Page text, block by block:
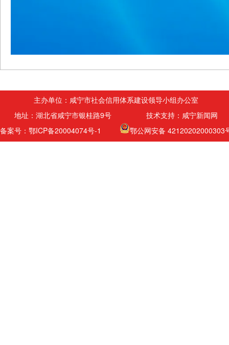
主办单位：咸宁市社会信用体系建设领导小组办公室
地址：湖北省咸宁市银桂路9号 技术支持：咸宁新闻网
备案号：鄂ICP备20004074号-1
鄂公网安备 42120202000303